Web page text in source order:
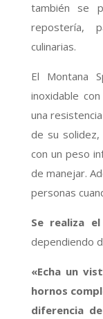
también se
repostería,
culinarias.
El Montana
inoxidable
una
de su
con un peso
de manejar.
personas
Se realiza
dependiendo
«Echa un
hornos
diferencia